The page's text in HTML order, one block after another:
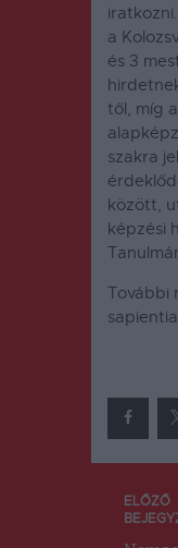
a
és 3
től, míg
szakra
között,
képzési
További
ELŐZŐ